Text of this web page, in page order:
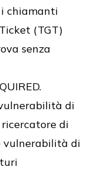
i chiamanti
(TGT)
senza
di
di
vulnerabilità di